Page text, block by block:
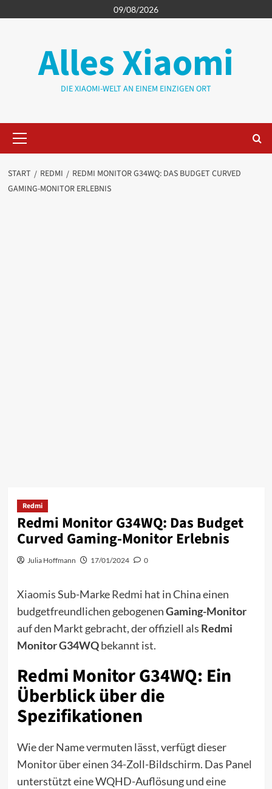
Inhalt
09/08/2026
Alles Xiaomi
DIE XIAOMI-WELT AN EINEM EINZIGEN ORT
Menü
START REDMI
REDMI MONITOR G34WQ: DAS BUDGET CURVED
GAMING-MONITOR ERLEBNIS
Redmi
Redmi Monitor G34WQ: Das Budget
Curved Gaming-Monitor Erlebnis
Julia Hoffmann 17/01/2024 0
XiaomisSub-MarkeRedmi hat in China einen
budgetfreundlichen gebogenenGaming-Monitor
auf den Markt gebracht, der offiziell als Redmi
Monitor G34WQbekannt ist.
Redmi Monitor G34WQ: Ein
Überblick über die
Spezifikationen
Wie der Name vermuten lässt, verfügt dieser
Monitor über einen 34-Zoll-Bildschirm. Das Panel
unterstützt eine WQHD-Auflösung und eine